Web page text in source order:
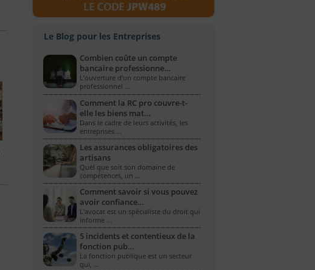
Le Blog pour les Entreprises
Combien coûte un compte
bancaire professionne…
L’ouverture d’un compte bancaire
professionnel …
Comment la RC pro couvre-t-
elle les biens mat…
Dans le cadre de leurs activités, les
entreprises …
Les assurances obligatoires des
artisans
Quel que soit son domaine de
compétences, un …
Comment savoir si vous pouvez
avoir confiance…
L'avocat est un spécialiste du droit qui
informe …
5 incidents et contentieux de la
fonction pub…
La fonction publique est un secteur
qui, …